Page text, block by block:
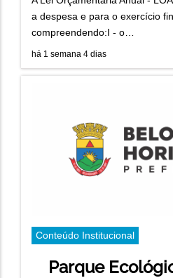
a despesa e para o exercício
compreendendo:I - o…
há 1 semana 4 dias
Conteúdo Institucional
Parque